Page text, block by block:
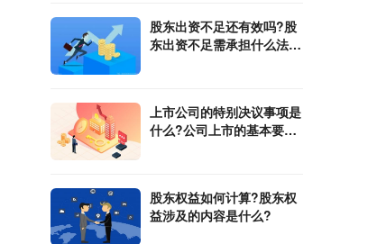
股东出资不足还有效吗?股
东出资不足需承担什么法律
上市公司的特别决议事项是
什么?公司上市的基本要求
股东权益如何计算?股东权
益涉及的内容是什么?